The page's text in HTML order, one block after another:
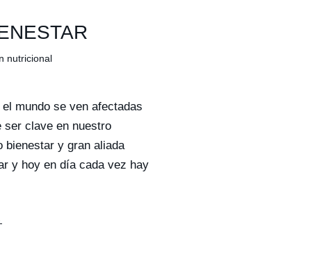
nutricional
mundo se ven afectadas
ser clave en nuestro
bienestar y gran aliada
y hoy en día cada vez hay